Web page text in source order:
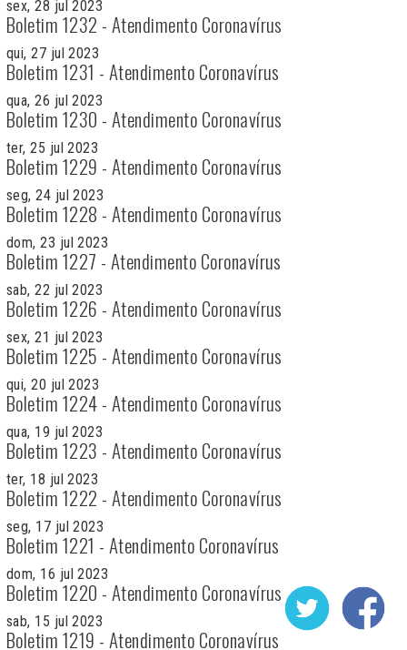
sex, 28 jul 2023
Boletim 1232 - Atendimento Coronavírus
qui, 27 jul 2023
Boletim 1231 - Atendimento Coronavírus
qua, 26 jul 2023
Boletim 1230 - Atendimento Coronavírus
ter, 25 jul 2023
Boletim 1229 - Atendimento Coronavírus
seg, 24 jul 2023
Boletim 1228 - Atendimento Coronavírus
dom, 23 jul 2023
Boletim 1227 - Atendimento Coronavírus
sab, 22 jul 2023
Boletim 1226 - Atendimento Coronavírus
sex, 21 jul 2023
Boletim 1225 - Atendimento Coronavírus
qui, 20 jul 2023
Boletim 1224 - Atendimento Coronavírus
qua, 19 jul 2023
Boletim 1223 - Atendimento Coronavírus
ter, 18 jul 2023
Boletim 1222 - Atendimento Coronavírus
seg, 17 jul 2023
Boletim 1221 - Atendimento Coronavírus
dom, 16 jul 2023
Boletim 1220 - Atendimento Coronavírus
sab, 15 jul 2023
Boletim 1219 - Atendimento Coronavírus